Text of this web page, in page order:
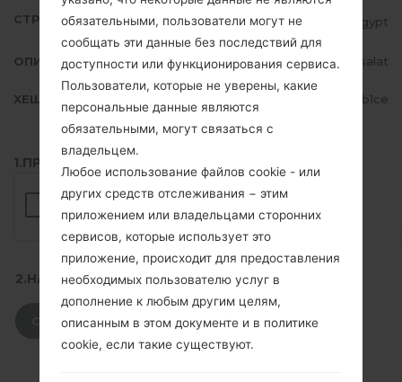
СТРАНА Egypt
ОПИСАНИЕ Mobinil, Vodafone, Etisalat
ХЕШ 8d86974b49a802480364a98a544ab1ce
1.ПРОВЕРИТЬ НАЛИЧИЕ RECAPTCHA
2.НАЖМИТЕ, ЧТОБЫ СКАЧАТЬ
СКАЧАТЬ
обязательными, пользователи могут не
сообщать эти данные без последствий для
доступности или функционирования сервиса.
Пользователи, которые не уверены, какие
персональные данные являются
обязательными, могут связаться с
владельцем.
Любое использование файлов cookie - или
других средств отслеживания − этим
приложением или владельцами сторонних
сервисов, которые использует это
приложение, происходит для предоставления
необходимых пользователю услуг в
дополнение к любым другим целям,
описанным в этом документе и в политике
cookie, если такие существуют.